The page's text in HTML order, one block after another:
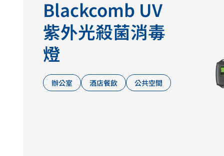
Blackcomb UV
紫外光殺菌消毒
燈
辦公室 酒店餐飲 公共空間